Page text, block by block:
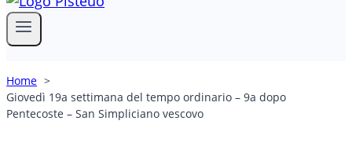
Home
Giovedì 19a settimana del tempo ordinario – 9a dopo
Pentecoste – San Simpliciano vescovo